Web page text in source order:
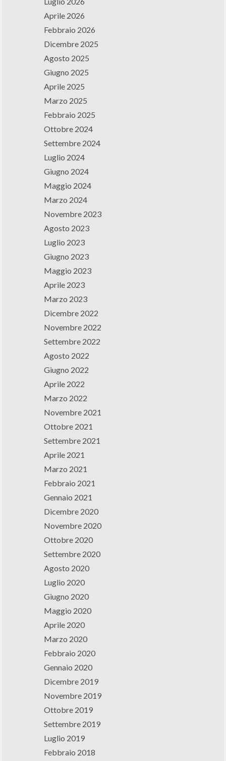
Aprile 2026
Febbraio 2026
Dicembre 2025
Agosto 2025
Giugno 2025
Aprile 2025
Marzo 2025
Febbraio 2025
Ottobre 2024
Settembre 2024
Luglio 2024
Giugno 2024
Maggio 2024
Marzo 2024
Novembre 2023
Agosto 2023
Luglio 2023
Giugno 2023
Maggio 2023
Aprile 2023
Marzo 2023
Dicembre 2022
Novembre 2022
Settembre 2022
Agosto 2022
Giugno 2022
Aprile 2022
Marzo 2022
Novembre 2021
Ottobre 2021
Settembre 2021
Aprile 2021
Marzo 2021
Febbraio 2021
Gennaio 2021
Dicembre 2020
Novembre 2020
Ottobre 2020
Settembre 2020
Agosto 2020
Luglio 2020
Giugno 2020
Maggio 2020
Aprile 2020
Marzo 2020
Febbraio 2020
Gennaio 2020
Dicembre 2019
Novembre 2019
Ottobre 2019
Settembre 2019
Luglio 2019
Febbraio 2018